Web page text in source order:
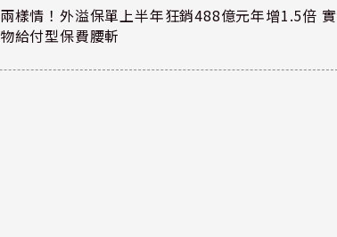
兩樣情！外溢保單上半年狂銷488億元年增1.5倍 實
物給付型保費腰斬